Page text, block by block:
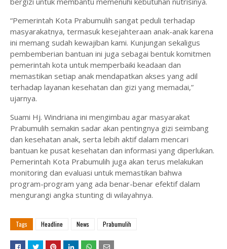
“Pemerintah Kota Prabumulih sangat peduli terhadap
masyarakatnya, termasuk kesejahteraan anak-anak karena
ini memang sudah kewajiban kami. Kunjungan sekaligus
pembemberian bantuan ini juga sebagai bentuk komitmen
pemerintah kota untuk memperbaiki keadaan dan
memastikan setiap anak mendapatkan akses yang adil
terhadap layanan kesehatan dan gizi yang memadai,”
ujarnya.
Suami Hj. Windriana ini mengimbau agar masyarakat
Prabumulih semakin sadar akan pentingnya gizi seimbang
dan kesehatan anak, serta lebih aktif dalam mencari
bantuan ke pusat kesehatan dan informasi yang diperlukan.
Pemerintah Kota Prabumulih juga akan terus melakukan
monitoring dan evaluasi untuk memastikan bahwa
program-program yang ada benar-benar efektif dalam
mengurangi angka stunting di wilayahnya.
Tags Headline News Prabumulih